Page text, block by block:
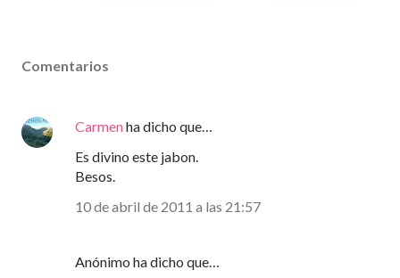
Comentarios
Carmenha dicho que…
Es divino este jabon.
Besos.
10 de abril de 2011 a las 21:57
Anónimo ha dicho que…